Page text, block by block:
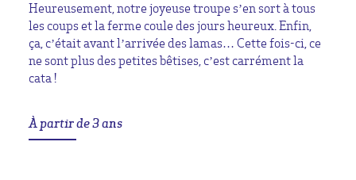
Heureusement, notre joyeuse troupe s’en sort à tous
les coups et la ferme coule des jours heureux. Enfin,
ça, c’était avant l’arrivée des lamas… Cette fois-ci, ce
ne sont plus des petites bêtises, c’est carrément la
cata !
À partir de 3 ans